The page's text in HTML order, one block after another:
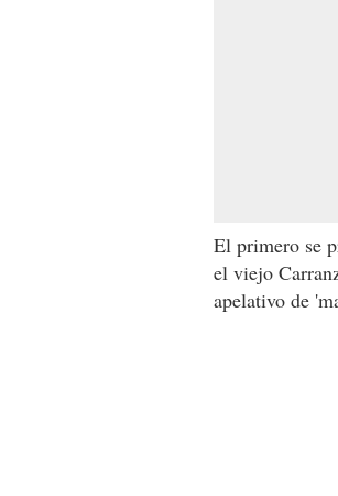
El primero se
el viejo
apelativo de